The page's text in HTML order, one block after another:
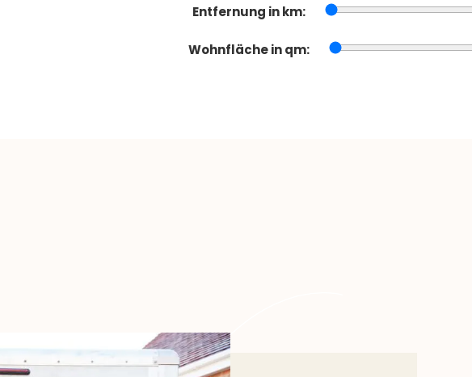
Entfernung in km:
Wohnfläche in qm: